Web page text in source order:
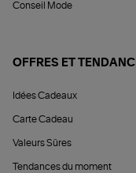
Conseil Mode
OFFRES ET
Idées Cadeaux
Carte Cadeau
Valeurs Sûres
Tendances du moment